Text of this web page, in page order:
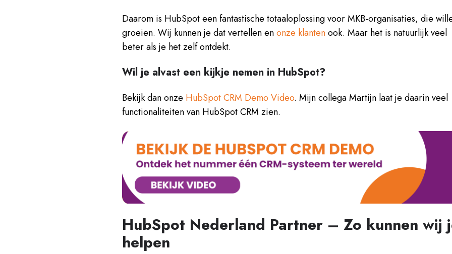
Daarom is HubSpot een fantastische totaaloplossing voor MKB-organisaties, die
groeien. Wij kunnen je dat vertellen enonze klantenook. Maar het is natuurlijk veel
beter als je het zelf ontdekt.
Wil je alvast een kijkje nemen in HubSpot?
Bekijk dan onze HubSpot CRM Demo Video. Mijn collega Martijn laat je daarin veel
functionaliteiten van HubSpot CRM zien.
HubSpot Nederland Partner – Zo kunnen wij
helpen